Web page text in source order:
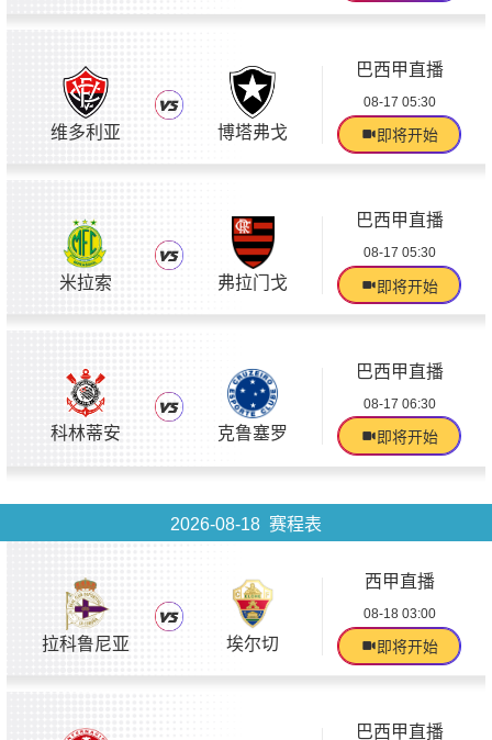
维多利亚 博塔弗戈
巴西甲直播
08-17 05:30
即将开始
米拉索 弗拉门戈
巴西甲直播
08-17 05:30
即将开始
科林蒂安 克鲁塞罗
巴西甲直播
08-17 06:30
即将开始
2026-08-18 赛程表
拉科鲁尼亚 埃尔切
西甲直播
08-18 03:00
即将开始
巴西甲直播